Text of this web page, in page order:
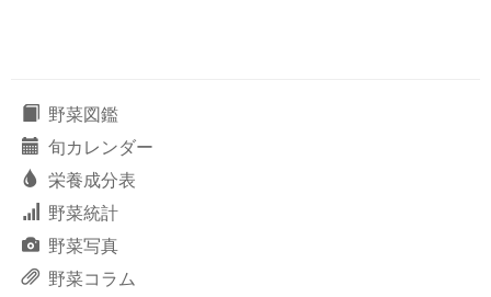
野菜図鑑
旬カレンダー
栄養成分表
野菜統計
野菜写真
野菜コラム